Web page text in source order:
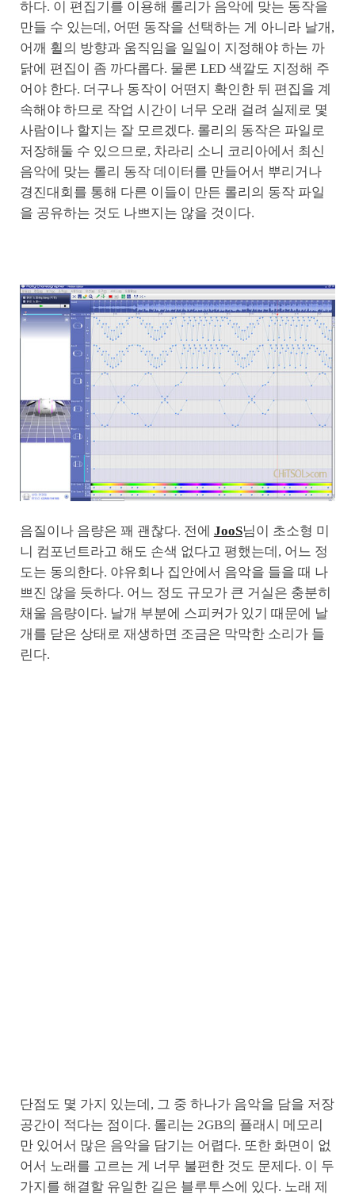
하다. 이 편집기를 이용해 롤리가 음악에 맞는 동작을
만들 수 있는데, 어떤 동작을 선택하는 게 아니라 날개,
어깨 휠의 방향과 움직임을 일일이 지정해야 하는 까
닭에 편집이 좀 까다롭다. 물론 LED 색깔도 지정해 주
어야 한다. 더구나 동작이 어떤지 확인한 뒤 편집을 계
속해야 하므로 작업 시간이 너무 오래 걸려 실제로 몇
사람이나 할지는 잘 모르겠다. 롤리의 동작은 파일로
저장해둘 수 있으므로, 차라리 소니 코리아에서 최신
음악에 맞는 롤리 동작 데이터를 만들어서 뿌리거나
경진대회를 통해 다른 이들이 만든 롤리의 동작 파일
을 공유하는 것도 나쁘지는 않을 것이다.
음질이나 음량은 꽤 괜찮다. 전에 JooS님이 초소형 미
니 컴포넌트라고 해도 손색 없다고 평했는데, 어느 정
도는 동의한다. 야유회나 집안에서 음악을 들을 때 나
쁘진 않을 듯하다. 어느 정도 규모가 큰 거실은 충분히
채울 음량이다. 날개 부분에 스피커가 있기 때문에 날
개를 닫은 상태로 재생하면 조금은 막막한 소리가 들
린다.
단점도 몇 가지 있는데, 그 중 하나가 음악을 담을 저장
공간이 적다는 점이다. 롤리는 2GB의 플래시 메모리
만 있어서 많은 음악을 담기는 어렵다. 또한 화면이 없
어서 노래를 고르는 게 너무 불편한 것도 문제다. 이 두
가지를 해결할 유일한 길은 블루투스에 있다. 노래 제